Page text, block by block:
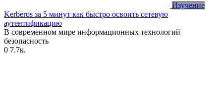
Изучение
Kerberos за 5 минут как быстро освоить сетевую
аутентификацию
В современном мире информационных технологий
безопасность
0 7.7к.